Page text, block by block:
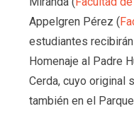
Appelgren Pérez (
estudiantes
Homenaje al Padre
Cerda, cuyo original
también en el